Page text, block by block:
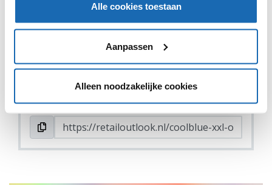
Alle cookies toestaan
Aanpassen
Alleen noodzakelijke cookies
DEEL DIT IN JOUW NETWERK